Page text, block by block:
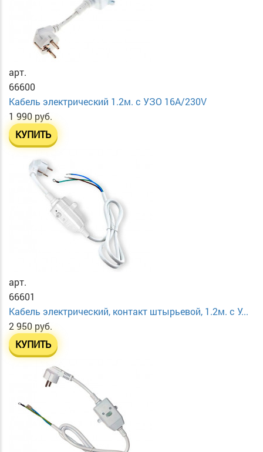
арт.
66600
Кабель электрический 1.2м. с УЗО 16А/230V
1 990 руб.
КУПИТЬ
арт.
66601
Кабель электрический, контакт штырьевой, 1.2м. с У...
2 950 руб.
КУПИТЬ